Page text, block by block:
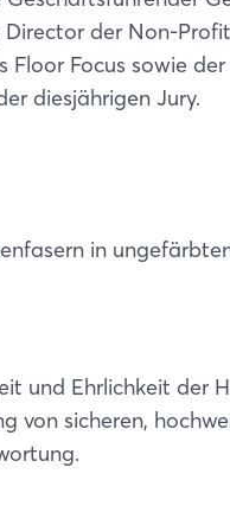
der Non-
Floor Focus sowie
diesjährigen Jury.
in
und Ehrlichkeit der
von sicheren,